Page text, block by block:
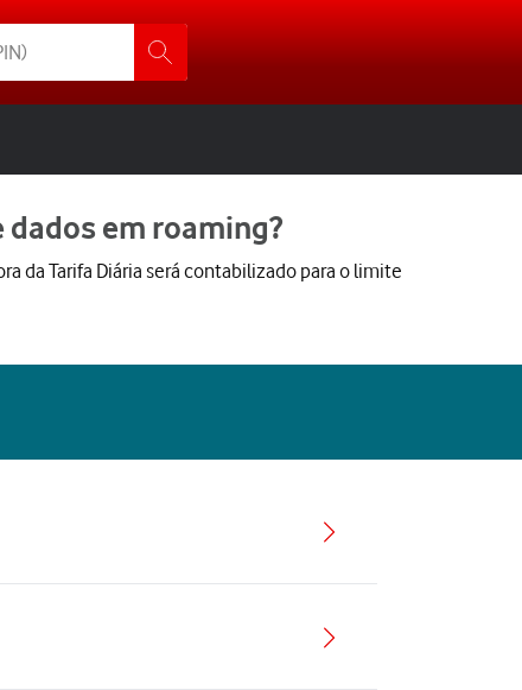
em roaming?
da Tarifa Diária será contabilizado para o limite